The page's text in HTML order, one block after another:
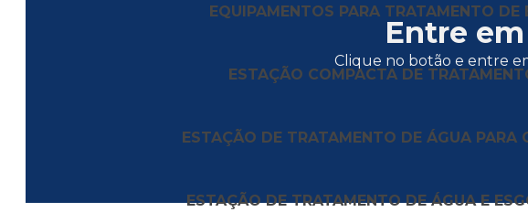
EQUIPAMENTOS PARA TRATAMENTO DE
ESTAÇÃO COMPACTA DE
ESTAÇÃO DE TRATAMENTO DE ÁGUA PARA
ESTAÇÃO DE TRATAMENTO DE ÁGUA E
Entre
Clique no botão e entre